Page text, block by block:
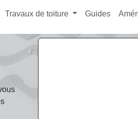
Travaux de toiture Guides